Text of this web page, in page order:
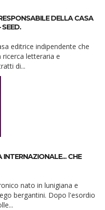
DELLA CASA
SEED.
editrice indipendente che
letteraria e
di...
CHE
nato in lunigiana e
bergantini. Dopo l'esordio